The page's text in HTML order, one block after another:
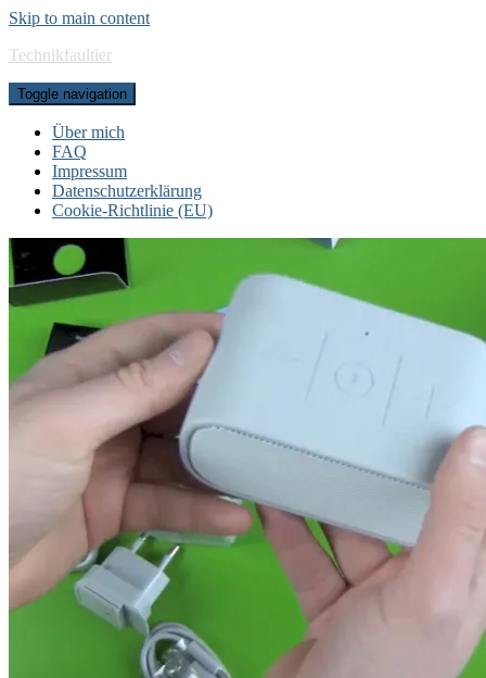
Skip to main content
Technikfaultier
Toggle navigation
Über mich
FAQ
Impressum
Datenschutzerklärung
Cookie-Richtlinie (EU)